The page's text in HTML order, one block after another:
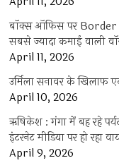
बॉक्स ऑफिस पर Border 2
सबसे ज्यादा कमाई वाली
April 11, 2026
उर्मिला सनावर के खिलाफ
April 10, 2026
ऋषिकेश : गंगा में बह रहे
इंटरनेट मीडिया पर हो रहा
April 9, 2026